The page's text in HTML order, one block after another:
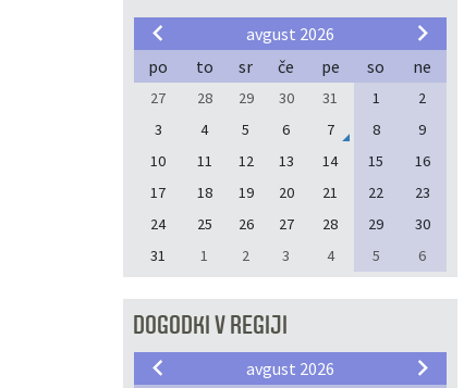
avgust 2026
po
to sr če pe so ne
27 28 29 30 31 1
2
3
4 5 6 7 8
9
10
11 12 13 14 15
16
17
18 19 20 21 22
23
24
25 26 27 28 29
30
31
1 2 3 4 5 6
DOGODKI V REGIJI
avgust 2026